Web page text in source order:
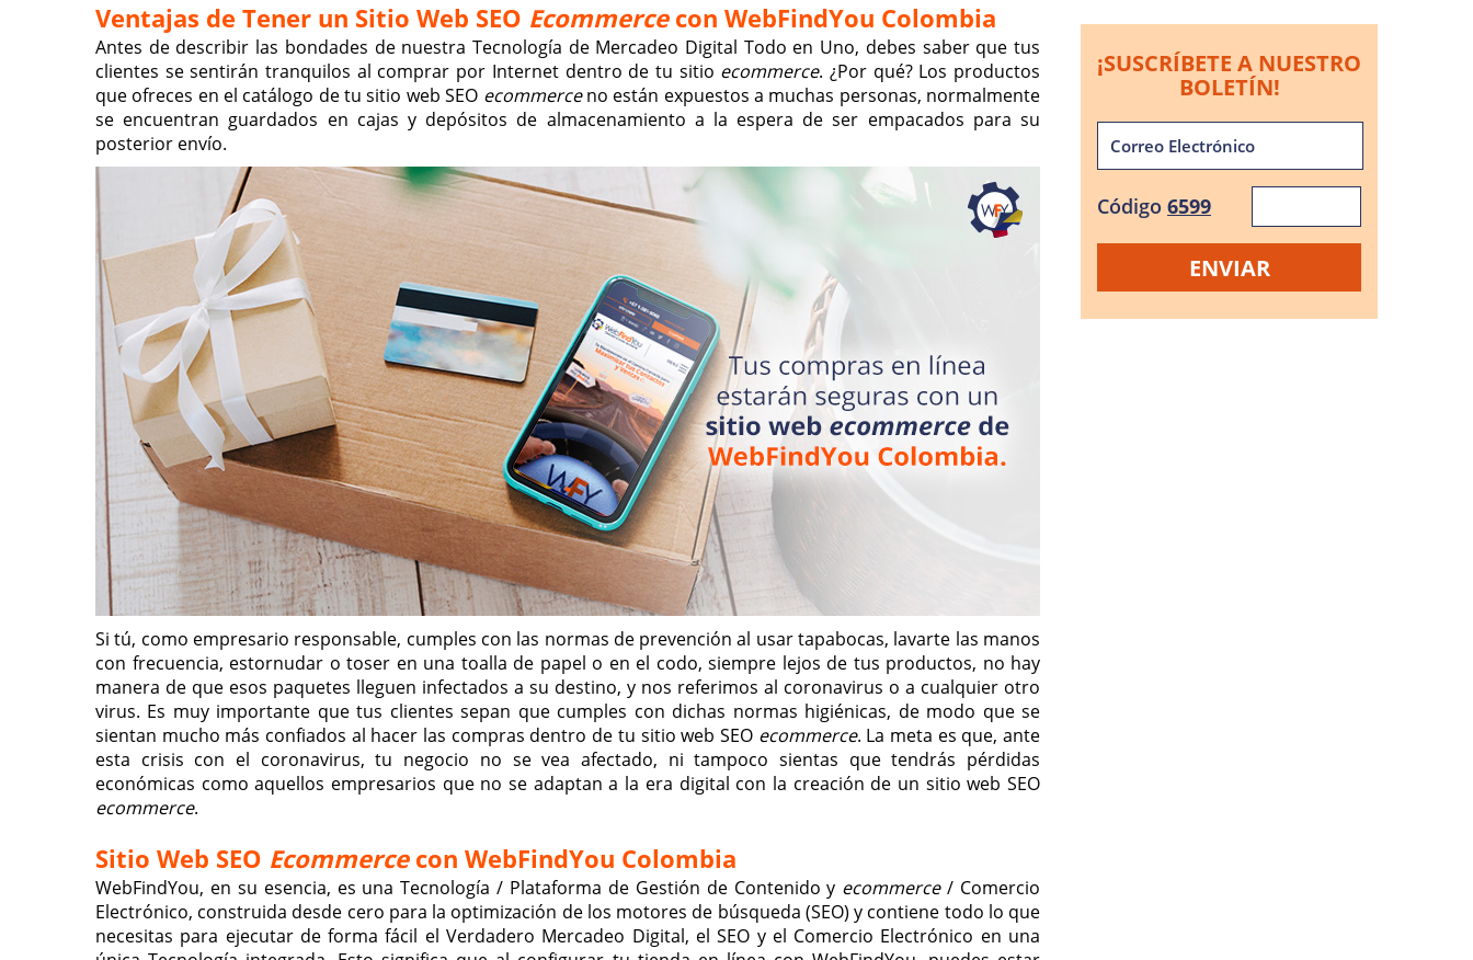
Ventajas de Tener un Sitio Web SEO Ecommercecon WebFindYou Colombia
Antes de describir las bondades de nuestra Tecnología de Mercadeo Digital Todo en Uno, debes saber que tus
clientes se sentirán tranquilos al comprar por Internet dentro de tu sitio ecommerce. ¿Por qué? Los productos
que ofreces en el catálogo de tu sitio web SEO ecommerceno están expuestos a muchas personas, normalmente
se encuentran guardados en cajas y depósitos de almacenamiento a la espera de ser empacados para su
posterior envío.
Si tú, como empresario responsable, cumples con las normas de prevención al usar tapabocas, lavarte las manos
con frecuencia, estornudar o toser en una toalla de papel o en el codo, siempre lejos de tus productos, no hay
manera de que esos paquetes lleguen infectados a su destino, y nos referimos al coronavirus o a cualquier otro
virus. Es muy importante que tus clientes sepan que cumples con dichas normas higiénicas, de modo que se
sientan mucho más confiados al hacer las compras dentro de tu sitio web SEO ecommerce. La meta es que, ante
esta crisis con el coronavirus, tu negocio no se vea afectado, ni tampoco sientas que tendrás pérdidas
económicas como aquellos empresarios que no se adaptan a la era digital con la creación de un sitio web SEO
ecommerce.
Sitio Web SEO Ecommercecon WebFindYou Colombia
WebFindYou, en su esencia, es una Tecnología / Plataforma de Gestión de Contenido y ecommerce/ Comercio
Electrónico, construida desde cero para la optimización de los motores de búsqueda (SEO) y contiene todo lo que
necesitas para ejecutar de forma fácil el Verdadero Mercadeo Digital, el SEO y el Comercio Electrónico en una
¡SUSCRÍBETE A NUESTRO
BOLETÍN!
Código 6599